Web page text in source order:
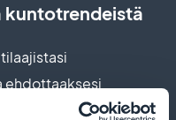
kuntotrendeistä
ehdottaaksesi
heidän kunto-